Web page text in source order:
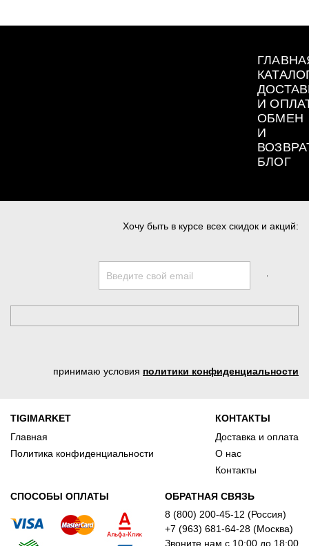
И
ОБМЕН
И
БЛОГ
Хочу быть в курсе всех скидок и акций:
принимаю условия политики конфиденциальности
TIGIMARKET
Главная
Политика конфиденциальности
КОНТАКТЫ
Доставка и оплата
О нас
Контакты
СПОСОБЫ ОПЛАТЫ
ОБРАТНАЯ СВЯЗЬ
8 (800) 200-45-12 (Россия)
+7 (963) 681-64-28 (Москва)
Звоните нам с 10:00 до 18:00